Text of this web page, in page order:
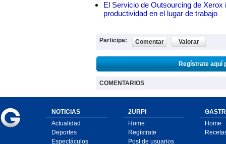
El Servicio de Outsourcing de
productividad en el lugar de trabajo
Participa: Comentar Valorar
Regístrate aquí
COMENTARIOS
NOTICIAS
Actualidad
Deportes
Espectáculos
2URPI
Home
Regístrate
Post de usuarios
Home